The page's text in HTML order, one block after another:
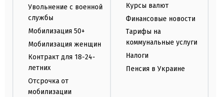
Увольнение с военной
службы
Мобилизация 50+
Мобилизация женщин
Контракт для 18-24-
летних
Отсрочка от
мобилизации
Курсы валют
Финансовые новости
Тарифы на
коммунальные услуги
Налоги
Пенсия в Украине